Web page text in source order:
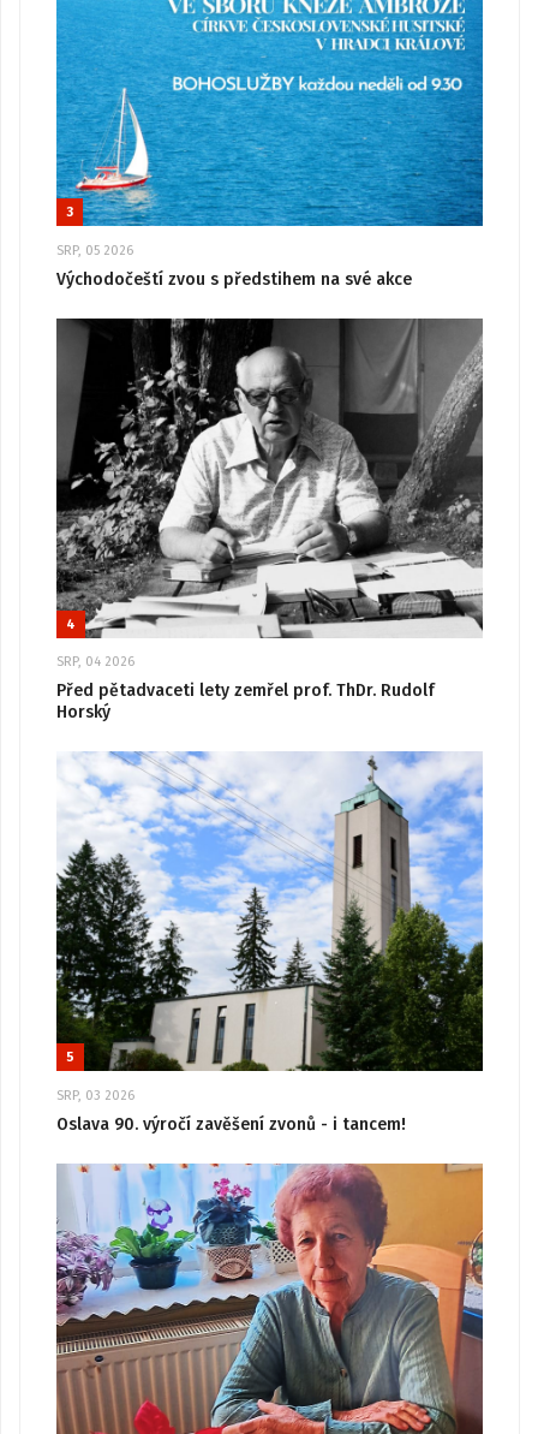
3
SRP, 05 2026
Východočeští zvou s předstihem na své akce
4
SRP, 04 2026
Před pětadvaceti lety zemřel prof. ThDr. Rudolf
Horský
5
SRP, 03 2026
Oslava 90. výročí zavěšení zvonů - i tancem!